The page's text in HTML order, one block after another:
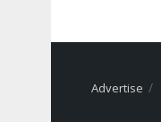
Advertise